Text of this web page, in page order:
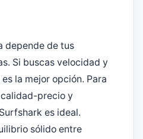
depende de tus
Si buscas velocidad y
la mejor opción. Para
precio y
es ideal.
sólido entre